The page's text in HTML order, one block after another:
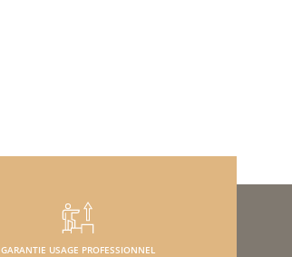
GARANTIE USAGE PROFESSIONNEL